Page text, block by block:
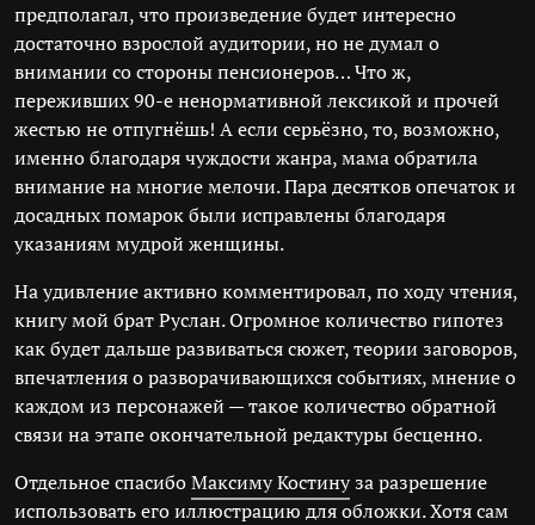
предполагал, что произведение будет интересно
достаточно взрослой аудитории, но не думал о
внимании со стороны пенсионеров… Что ж,
переживших 90-е ненормативной лексикой и прочей
жестью не отпугнёшь! А если серьёзно, то, возможно,
именно благодаря чуждости жанра, мама обратила
внимание на многие мелочи. Пара десятков опечаток и
досадных помарок были исправлены благодаря
указаниям мудрой женщины.
На удивление активно комментировал, по ходу чтения,
книгу мой брат Руслан. Огромное количество гипотез
как будет дальше развиваться сюжет, теории заговоров,
впечатления о разворачивающихся событиях, мнение о
каждом из персонажей — такое количество обратной
связи на этапе окончательной редактуры бесценно.
Отдельное спасибоМаксиму Костинуза разрешение
использовать его иллюстрацию для обложки. Хотя сам